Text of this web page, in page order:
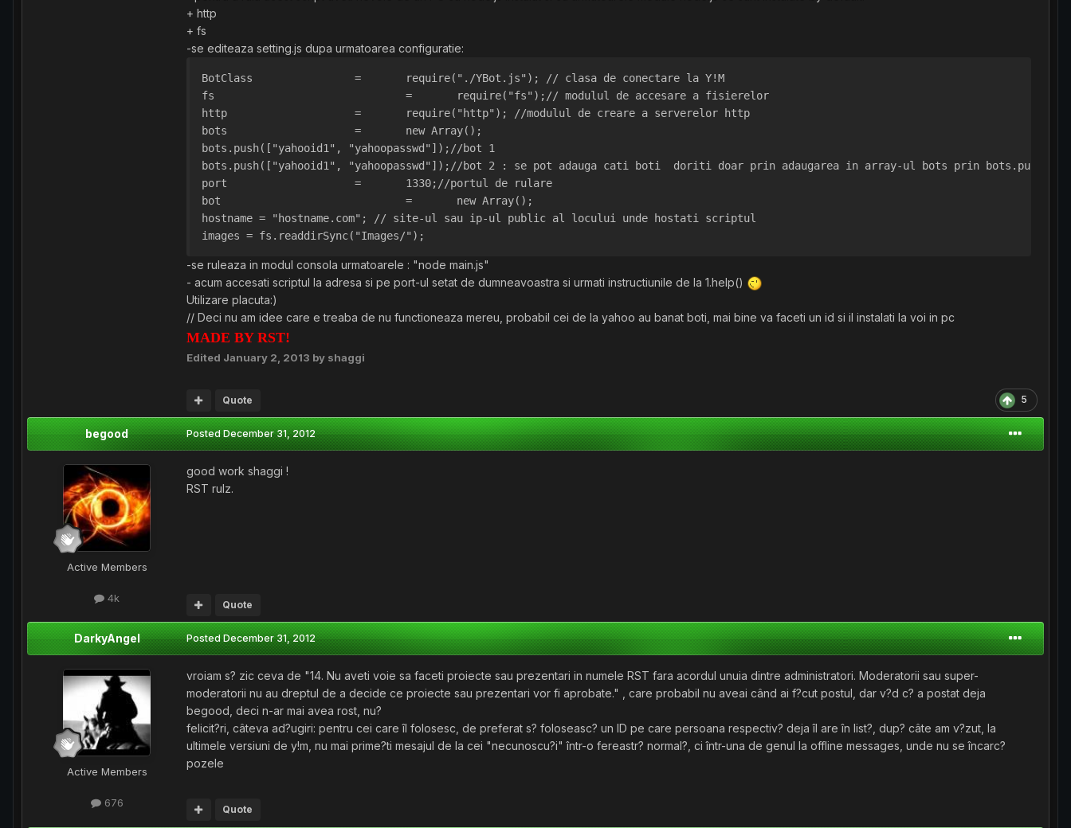
+ http
+ fs
-se editeaza setting.js dupa urmatoarea configuratie:
BotClass		=	require("./YBot.js"); // clasa de conectare la Y!M
fs				=	require("fs");// modulul de accesare a fisierelor
http			=	require("http"); //modulul de creare a serverelor http
bots			=	new Array();
bots.push(["yahooid1", "yahoopasswd"]);//bot 1
bots.push(["yahooid1", "yahoopasswd"]);//bot 2 : se pot adauga cati boti  doriti doar prin adaugarea in array-ul bots prin
port			=	1330;//portul de rulare
bot				=	new Array();
hostname = "hostname.com"; // site-ul sau ip-ul public al locului unde hostati scriptul
images = fs.readdirSync("Images/");
-se ruleaza in modul consola urmatoarele : "node main.js"
- acum accesati scriptul la adresa si pe port-ul setat de dumneavoastra si urmati instructiunile de la 1.help()
Utilizare placuta:)
// Deci nu am idee care e treaba de nu functioneaza mereu, probabil cei de la yahoo au banat boti, mai bine va faceti un id si il instalati la voi in pc
MADE BY RST!
Edited January 2, 2013 by shaggi
5
Quote
begood
Active Members
4k
PostedDecember 31, 2012
good work shaggi !
RST rulz.
Quote
DarkyAngel
Active Members
676
PostedDecember 31, 2012
vroiam s? zic ceva de "14. Nu aveti voie sa faceti proiecte sau prezentari in numele RST fara acordul unuia dintre administratori. Moderatorii sau super-
moderatorii nu au dreptul de a decide ce proiecte sau prezentari vor fi aprobate." , care probabil nu aveai când ai f?cut postul, dar v?d c? a postat deja
begood, deci n-ar mai avea rost, nu?
felicit?ri, câteva ad?ugiri: pentru cei care îl folosesc, de preferat s? foloseasc? un ID pe care persoana respectiv? deja îl are în list?, dup? câte am v?zut, la
ultimele versiuni de y!m, nu mai prime?ti mesajul de la cei "necunoscu?i" într-o fereastr? normal?, ci într-una de genul la offline messages, unde nu se încarc?
pozele
Quote